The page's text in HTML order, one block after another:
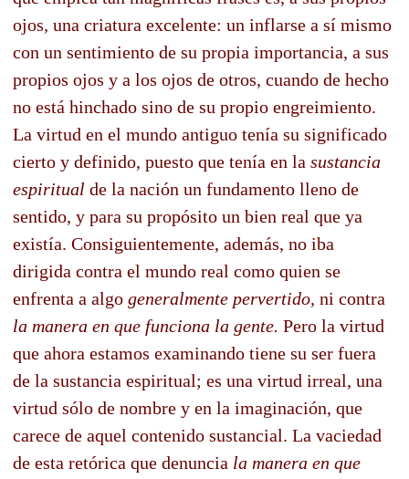
ojos, una criatura excelente: un inflarse a sí mismo
con un sentimiento de su propia importancia, a sus
propios ojos y a los ojos de otros, cuando de hecho
no está hinchado sino de su propio engreimiento.
La virtud en el mundo antiguo tenía su significado
cierto y definido, puesto que tenía en la sustancia
espiritual de la nación un fundamento lleno de
sentido, y para su propósito un bien real que ya
existía. Consiguientemente, además, no iba
dirigida contra el mundo real como quien se
enfrenta a algo generalmente pervertido, ni contra
la manera en que funciona la gente. Pero la virtud
que ahora estamos examinando tiene su ser fuera
de la sustancia espiritual; es una virtud irreal, una
virtud sólo de nombre y en la imaginación, que
carece de aquel contenido sustancial. La vaciedad
de esta retórica que denuncia la manera en que